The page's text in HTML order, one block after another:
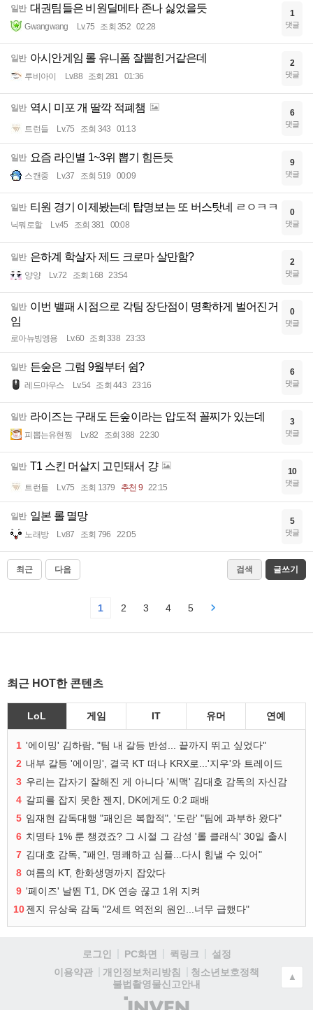
일반 대권팀들은 비원딜메타 존나 싫었을듯
Gwangwang Lv.75 조회 352 02:28
1
댓글
일반 아시안게임 롤 유니폼 잘뽑힌거같은데
루비아이 Lv.88 조회 281 01:36
2
댓글
일반 역시 미포 개 딸깍 적폐챔
트런들 Lv.75 조회 343 01:13
6
댓글
일반 요즘 라인별 1~3위 뽑기 힘든듯
스캔중 Lv.37 조회 519 00:09
9
댓글
일반 티원 경기 이제봤는데 탑명보는 또 버스탓네 ㄹㅇㅋㅋ
닉뭐로할 Lv.45 조회 381 00:08
0
댓글
일반 은하계 학살자 제드 크로마 살만함?
양양 Lv.72 조회 168 23:54
2
댓글
일반 이번 밸패 시점으로 각팀 장단점이 명확하게 벌어진거
임
로아뉴빙엥용 Lv.60 조회 338 23:33
0
댓글
일반 든숲은 그럼 9월부터 쉼?
레드마우스 Lv.54 조회 443 23:16
6
댓글
일반 라이즈는 구래도 든숲이라는 압도적 꼴찌가 있는데
피뽑는유현찡 Lv.82 조회 388 22:30
3
댓글
일반 T1 스킨 머살지 고민돼서 걍
트런들 Lv.75 조회 1379 추천 9 22:15
10
댓글
일반 일본 롤 멸망
노래방 Lv.87 조회 796 22:05
5
댓글
최근 다음 검색 글쓰기
1 2 3 4 5
최근 HOT한 콘텐츠
LoL 게임 IT 유머 연예
1 '에이밍' 김하람, "팀 내 갈등 반성... 끝까지 뛰고 싶었다"
2 내부 갈등 '에이밍', 결국 KT 떠나 KRX로...'지우'와 트레이드
3 우리는 갑자기 잘해진 게 아니다 '씨맥' 김대호 감독의 자신감
4 갈피를 잡지 못한 젠지, DK에게도 0:2 패배
5 임재현 감독대행 "패인은 복합적", '도란' "팀에 과부하 왔다"
6 치명타 1% 룬 챙겼죠? 그 시절 그 감성 '롤 클래식' 30일 출시
7 김대호 감독, "패인, 명쾌하고 심플...다시 힘낼 수 있어"
8 여름의 KT, 한화생명까지 잡았다
9 '페이즈' 날뛴 T1, DK 연승 끊고 1위 지켜
10젠지 유상욱 감독 "2세트 역전의 원인...너무 급했다"
로그인 PC화면 퀵링크
설정
이용약관
개인정보처리방침
청소년보호정책
불법촬영물신고안내
(주)
▲